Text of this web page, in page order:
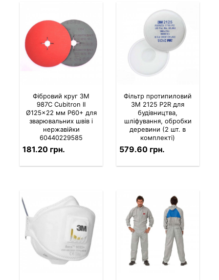
Фібровий круг 3M
987C Cubitron II
Ø125×22 мм P60+ для
зварювальних швів і
нержавійки
60440229585
181.20 грн.
Фільтр протипиловий
3M 2125 P2R для
будівництва,
шліфування, обробки
деревини (2 шт. в
комплекті)
579.60 грн.